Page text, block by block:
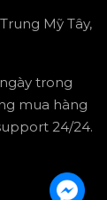
Mỹ Tây,
trong
mua hàng
24/24.